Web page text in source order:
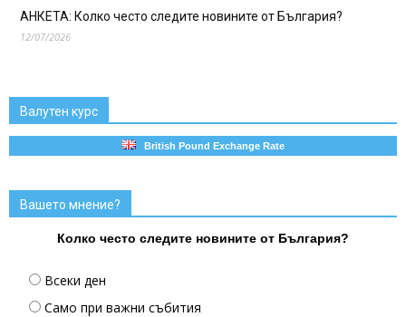
АНКЕТА: Колко често следите новините от България?
12/07/2026
Валутен курс
British Pound Exchange Rate
Вашето мнение?
Колко често следите новините от България?
Всеки ден
Само при важни събития